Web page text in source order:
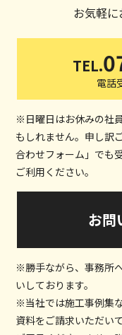
お気軽に
TEL.
電話
※日曜日はお休みの社
もしれません。申し訳
合わせフォーム」でも
ご利用ください。
お問
※勝手ながら、事務所
いしております。
※当社では施工事例集
資料をご請求いただい